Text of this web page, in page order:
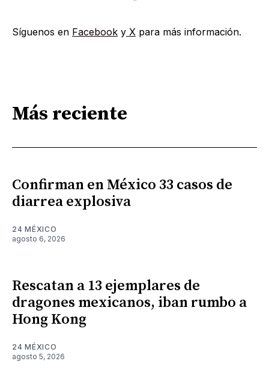
Síguenos en Facebook y X para más información.
Más reciente
Confirman en México 33 casos de
diarrea explosiva
24 MÉXICO
agosto 6, 2026
Rescatan a 13 ejemplares de
dragones mexicanos, iban rumbo a
Hong Kong
24 MÉXICO
agosto 5, 2026